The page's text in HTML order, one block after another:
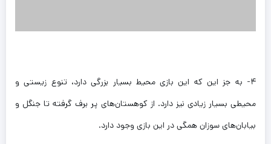
۴- به جز این که این بازی محیط بسیار بزرگی دارد، تنوع زیستی و
محیطی بسیار زیادی نیز دارد. از کوهستان‌های پر برف گرفته تا جنگل و
بیابان‌های سوزان همگی در این بازی وجود دارد.